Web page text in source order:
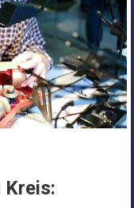
Kreis: